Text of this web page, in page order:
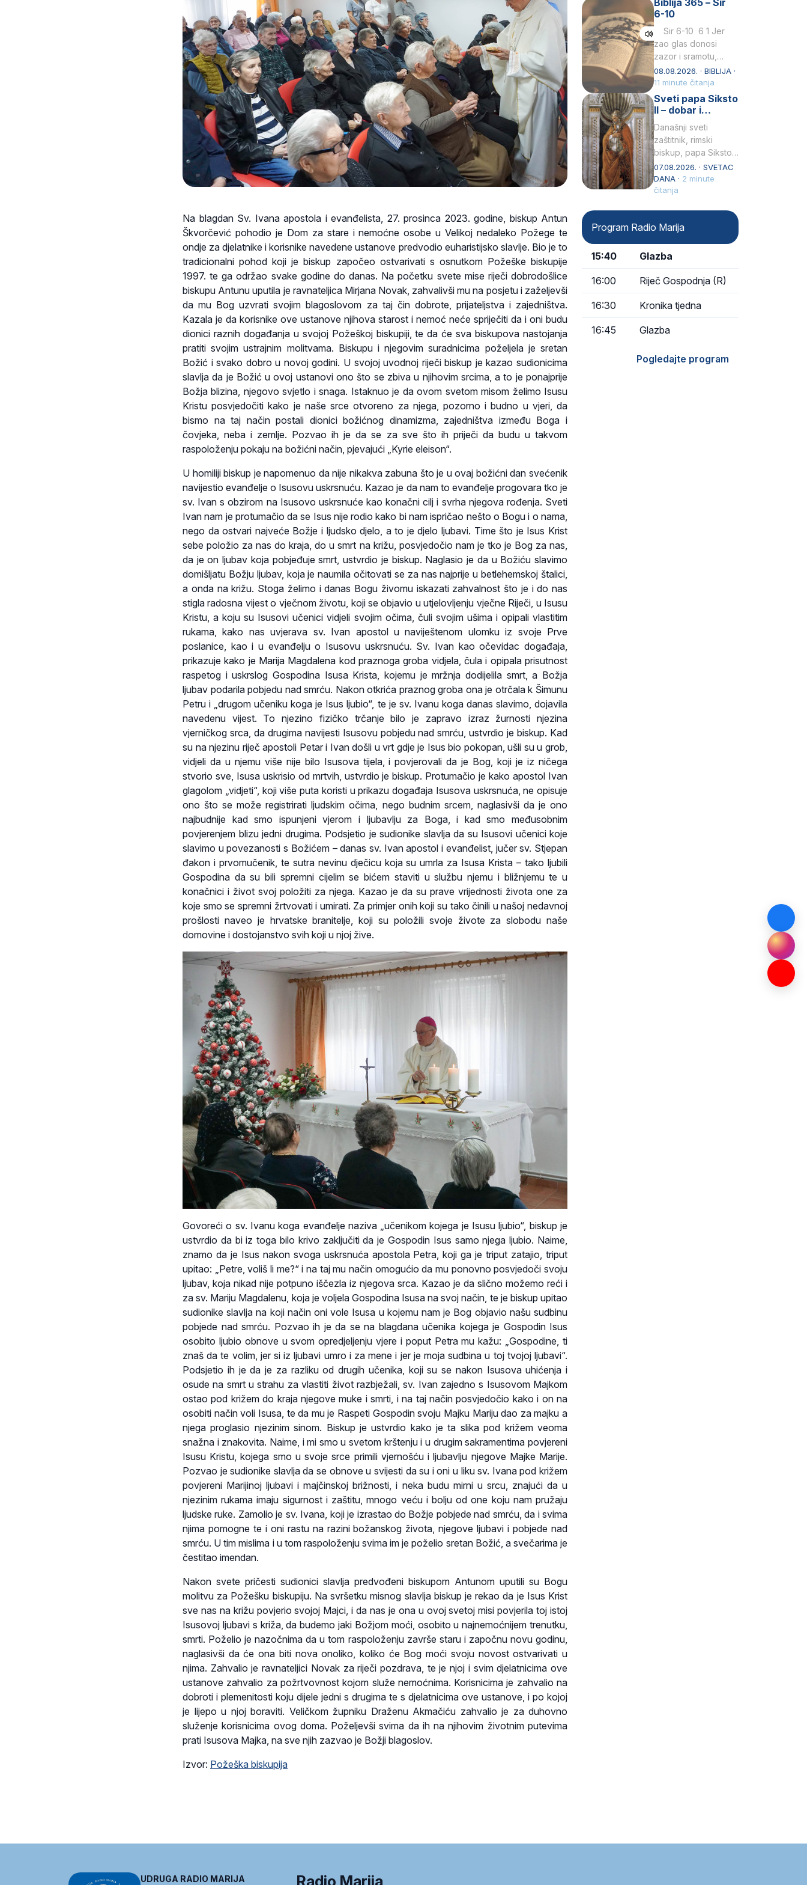
Na blagdan Sv. Ivana apostola i evanđelista, 27. prosinca 2023. godine, biskup Antun
Škvorčević pohodio je Dom za stare i nemoćne osobe u Velikoj nedaleko Požege te
ondje za djelatnike i korisnike navedene ustanove predvodio euharistijsko slavlje. Bio je to
tradicionalni pohod koji je biskup započeo ostvarivati s osnutkom Požeške biskupije
1997. te ga održao svake godine do danas. Na početku svete mise riječi dobrodošlice
biskupu Antunu uputila je ravnateljica Mirjana Novak, zahvalivši mu na posjetu i zaželjevši
da mu Bog uzvrati svojim blagoslovom za taj čin dobrote, prijateljstva i zajedništva.
Kazala je da korisnike ove ustanove njihova starost i nemoć neće spriječiti da i oni budu
dionici raznih događanja u svojoj Požeškoj biskupiji, te da će sva biskupova nastojanja
pratiti svojim ustrajnim molitvama. Biskupu i njegovim suradnicima poželjela je sretan
Božić i svako dobro u novoj godini. U svojoj uvodnoj riječi biskup je kazao sudionicima
slavlja da je Božić u ovoj ustanovi ono što se zbiva u njihovim srcima, a to je ponajprije
Božja blizina, njegovo svjetlo i snaga. Istaknuo je da ovom svetom misom želimo Isusu
Kristu posvjedočiti kako je naše srce otvoreno za njega, pozorno i budno u vjeri, da
bismo na taj način postali dionici božićnog dinamizma, zajedništva između Boga i
čovjeka, neba i zemlje. Pozvao ih je da se za sve što ih priječi da budu u takvom
raspoloženju pokaju na božićni način, pjevajući „Kyrie eleison“.
U homiliji biskup je napomenuo da nije nikakva zabuna što je u ovaj božićni dan svećenik
navijestio evanđelje o Isusovu uskrsnuću. Kazao je da nam to evanđelje progovara tko je
sv. Ivan s obzirom na Isusovo uskrsnuće kao konačni cilj i svrha njegova rođenja. Sveti
Ivan nam je protumačio da se Isus nije rodio kako bi nam ispričao nešto o Bogu i o nama,
nego da ostvari najveće Božje i ljudsko djelo, a to je djelo ljubavi. Time što je Isus Krist
sebe položio za nas do kraja, do u smrt na križu, posvjedočio nam je tko je Bog za nas,
da je on ljubav koja pobjeđuje smrt, ustvrdio je biskup. Naglasio je da u Božiću slavimo
domišljatu Božju ljubav, koja je naumila očitovati se za nas najprije u betlehemskoj štalici,
a onda na križu. Stoga želimo i danas Bogu živomu iskazati zahvalnost što je i do nas
stigla radosna vijest o vječnom životu, koji se objavio u utjelovljenju vječne Riječi, u Isusu
Kristu, a koju su Isusovi učenici vidjeli svojim očima, čuli svojim ušima i opipali vlastitim
rukama, kako nas uvjerava sv. Ivan apostol u naviještenom ulomku iz svoje Prve
poslanice, kao i u evanđelju o Isusovu uskrsnuću. Sv. Ivan kao očevidac događaja,
prikazuje kako je Marija Magdalena kod praznoga groba vidjela, čula i opipala prisutnost
raspetog i uskrslog Gospodina Isusa Krista, kojemu je mržnja dodijelila smrt, a Božja
ljubav podarila pobjedu nad smrću. Nakon otkrića praznog groba ona je otrčala k Šimunu
Petru i „drugom učeniku koga je Isus ljubio“, te je sv. Ivanu koga danas slavimo, dojavila
navedenu vijest. To njezino fizičko trčanje bilo je zapravo izraz žurnosti njezina
vjerničkog srca, da drugima navijesti Isusovu pobjedu nad smrću, ustvrdio je biskup. Kad
su na njezinu riječ apostoli Petar i Ivan došli u vrt gdje je Isus bio pokopan, ušli su u grob,
vidjeli da u njemu više nije bilo Isusova tijela, i povjerovali da je Bog, koji je iz ničega
stvorio sve, Isusa uskrisio od mrtvih, ustvrdio je biskup. Protumačio je kako apostol Ivan
glagolom „vidjeti“, koji više puta koristi u prikazu događaja Isusova uskrsnuća, ne opisuje
ono što se može registrirati ljudskim očima, nego budnim srcem, naglasivši da je ono
najbudnije kad smo ispunjeni vjerom i ljubavlju za Boga, i kad smo međusobnim
povjerenjem blizu jedni drugima. Podsjetio je sudionike slavlja da su Isusovi učenici koje
slavimo u povezanosti s Božićem – danas sv. Ivan apostol i evanđelist, jučer sv. Stjepan
đakon i prvomučenik, te sutra nevinu dječicu koja su umrla za Isusa Krista – tako ljubili
Gospodina da su bili spremni cijelim se bićem staviti u službu njemu i bližnjemu te u
konačnici i život svoj položiti za njega. Kazao je da su prave vrijednosti života one za
koje smo se spremni žrtvovati i umirati. Za primjer onih koji su tako činili u našoj nedavnoj
prošlosti naveo je hrvatske branitelje, koji su položili svoje živote za slobodu naše
domovine i dostojanstvo svih koji u njoj žive.
Govoreći o sv. Ivanu koga evanđelje naziva „učenikom kojega je Isusu ljubio“, biskup je
ustvrdio da bi iz toga bilo krivo zaključiti da je Gospodin Isus samo njega ljubio. Naime,
znamo da je Isus nakon svoga uskrsnuća apostola Petra, koji ga je triput zatajio, triput
upitao: „Petre, voliš li me?“ i na taj mu način omogućio da mu ponovno posvjedoči svoju
ljubav, koja nikad nije potpuno iščezla iz njegova srca. Kazao je da slično možemo reći i
za sv. Mariju Magdalenu, koja je voljela Gospodina Isusa na svoj način, te je biskup upitao
sudionike slavlja na koji način oni vole Isusa u kojemu nam je Bog objavio našu sudbinu
pobjede nad smrću. Pozvao ih je da se na blagdana učenika kojega je Gospodin Isus
osobito ljubio obnove u svom opredjeljenju vjere i poput Petra mu kažu: „Gospodine, ti
znaš da te volim, jer si iz ljubavi umro i za mene i jer je moja sudbina u toj tvojoj ljubavi“.
Podsjetio ih je da je za razliku od drugih učenika, koji su se nakon Isusova uhićenja i
osude na smrt u strahu za vlastiti život razbježali, sv. Ivan zajedno s Isusovom Majkom
ostao pod križem do kraja njegove muke i smrti, i na taj način posvjedočio kako i on na
osobiti način voli Isusa, te da mu je Raspeti Gospodin svoju Majku Mariju dao za majku a
njega proglasio njezinim sinom. Biskup je ustvrdio kako je ta slika pod križem veoma
snažna i znakovita. Naime, i mi smo u svetom krštenju i u drugim sakramentima povjereni
Isusu Kristu, kojega smo u svoje srce primili vjernošću i ljubavlju njegove Majke Marije.
Pozvao je sudionike slavlja da se obnove u svijesti da su i oni u liku sv. Ivana pod križem
povjereni Marijinoj ljubavi i majčinskoj brižnosti, i neka budu mirni u srcu, znajući da u
njezinim rukama imaju sigurnost i zaštitu, mnogo veću i bolju od one koju nam pružaju
ljudske ruke. Zamolio je sv. Ivana, koji je izrastao do Božje pobjede nad smrću, da i svima
njima pomogne te i oni rastu na razini božanskog života, njegove ljubavi i pobjede nad
smrću. U tim mislima i u tom raspoloženju svima im je poželio sretan Božić, a svečarima je
čestitao imendan.
Nakon svete pričesti sudionici slavlja predvođeni biskupom Antunom uputili su Bogu
molitvu za Požešku biskupiju. Na svršetku misnog slavlja biskup je rekao da je Isus Krist
sve nas na križu povjerio svojoj Majci, i da nas je ona u ovoj svetoj misi povjerila toj istoj
Isusovoj ljubavi s križa, da budemo jaki Božjom moći, osobito u najnemoćnijem trenutku,
smrti. Poželio je nazočnima da u tom raspoloženju završe staru i započnu novu godinu,
naglasivši da će ona biti nova onoliko, koliko će Bog moći svoju novost ostvarivati u
njima. Zahvalio je ravnateljici Novak za riječi pozdrava, te je njoj i svim djelatnicima ove
ustanove zahvalio za požrtvovnost kojom služe nemoćnima. Korisnicima je zahvalio na
dobroti i plemenitosti koju dijele jedni s drugima te s djelatnicima ove ustanove, i po kojoj
je lijepo u njoj boraviti. Veličkom župniku Draženu Akmačiću zahvalio je za duhovno
služenje korisnicima ovog doma. Poželjevši svima da ih na njihovim životnim putevima
prati Isusova Majka, na sve njih zazvao je Božji blagoslov.
Izvor: Požeška biskupija
Praedicatorum – OP).
Svojim životom,
dubokom ljubavlju
prema Kristu…
Biblija 365 – Sir
6-10
Sir 6-10 6 1 Jer
zao glas donosi
zazor i sramotu,
kako to biva
grešniku
licemjernom.2 Ne
predaj se u…
08.08.2026. · BIBLIJA ·
11 minute čitanja
Sveti papa Siksto
II – dobar i
miroljubiv pastir
Današnji sveti
zaštitnik, rimski
biskup, papa Siksto
(Sixtus) II, prema
knjizi Liber
Pontificalis bio je
Obnovio je odnose s
afričkim…
07.08.2026. · SVETAC
DANA · 2 minute
čitanja
Program Radio Marija
15:40 Glazba
16:00 Riječ Gospodnja (R)
16:30 Kronika tjedna
16:45 Glazba
Pogledajte program
UDRUGA RADIO MARIJA Radio Marija